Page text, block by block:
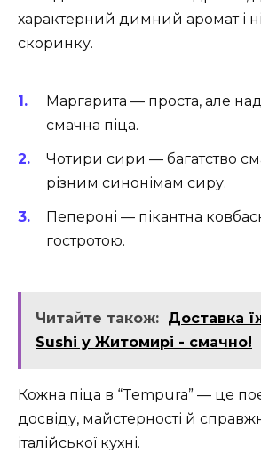
характерний димний аромат і
скоринку.
Маргарита — проста, але
смачна піца.
Чотири сири — багатство
різним синонімам сиру.
Пепероні — пікантна
гостротою.
Читайте також: Доставка
Sushi у Житомирі - смачно!
Кожна піца в “Tempura” — це
досвіду, майстерності й
італійської кухні.